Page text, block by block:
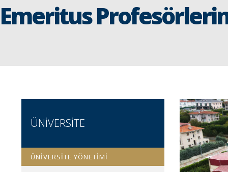
Emeritus
ÜNİVERSİTE
ÜNİVERSİTE YÖNETİMİ